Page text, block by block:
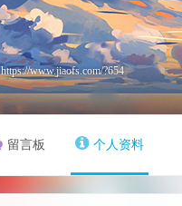
https://www.jiaofs.com/?654
留言板 个人资料